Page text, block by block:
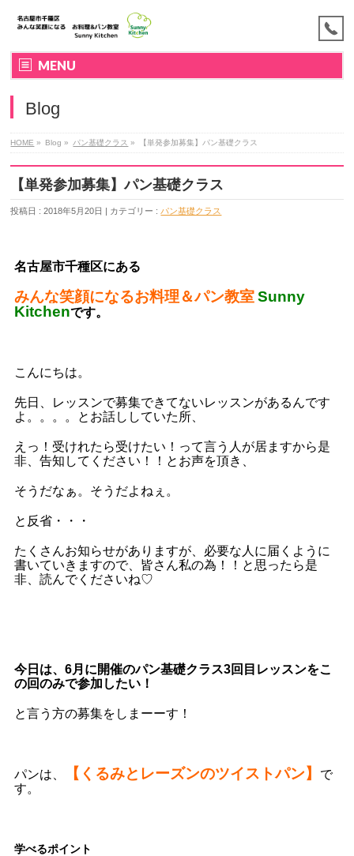
MENU
Blog
HOME » Blog » パン基礎クラス » 【単発参加募集】パン基礎クラス
【単発参加募集】パン基礎クラス
投稿日 : 2018年5月20日 | カテゴリー : パン基礎クラス
名古屋市千種区にある
みんな笑顔になるお料理＆パン教室 Sunny
Kitchenです。
こんにちは。
先日、レッスンで募集できてないレッスンがあるんです
よ。。。。とお話ししていた所、
えっ！受けれたら受けたい！って言う人が居ますから是
非、告知してください！！とお声を頂き、
そうだなぁ。そうだよねぇ。
と反省・・・
たくさんお知らせがありますが、必要な人に届くように
書いていきますので、皆さん私の為！！と思ったら是
非、読んでくださいね♡
今日は、6月に開催のパン基礎クラス3回目レッスンをこ
の回のみで参加したい！
と言う方の募集をしまーーす！
パンは、 【くるみとレーズンのツイストパン】
で
す。
学べるポイント